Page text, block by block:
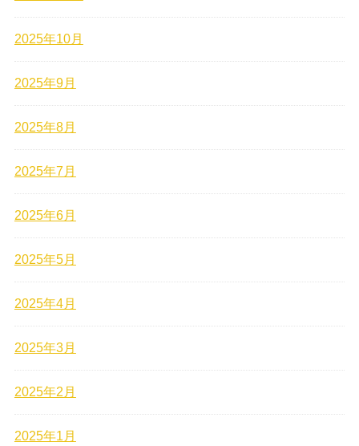
2025年10月
2025年9月
2025年8月
2025年7月
2025年6月
2025年5月
2025年4月
2025年3月
2025年2月
2025年1月